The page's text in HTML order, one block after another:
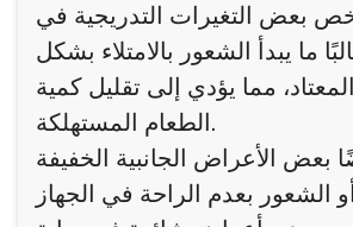
بعض التغيرات التدريجية في
ما يبدأ الشعور بالامتلاء بشكل
مما يؤدي إلى تقليل كمية
الطعام المستهلكة.
بعض الأعراض الجانبية الخفيفة
الشعور بعدم الراحة في الجهاز